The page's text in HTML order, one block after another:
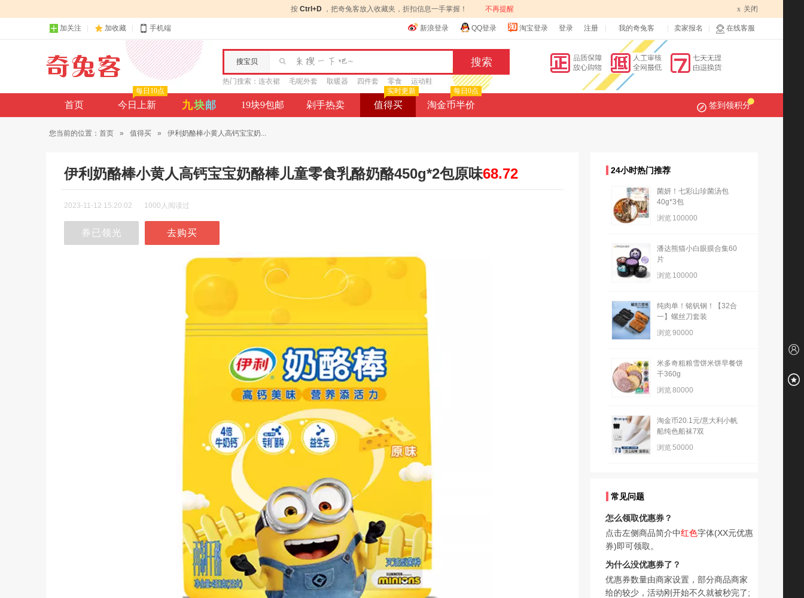
按 Ctrl+D ，把奇兔客放入收藏夹，折扣信息一手掌握！ 不再提醒 x 关闭
加关注 加收藏 手机端 新浪登录 QQ登录 淘宝登录 登录 注册 我的奇兔客 卖家报名 在线客服
搜宝贝
热门搜索： 连衣裙 毛呢外套 取暖器 四件套 零食 运动鞋
首页 今日上新
每日10点
九块邮 19块9包邮 剁手热卖 值得买
实时更新
淘金币半价
每日0点
签到领积分
您当前的位置： 首页 » 值得买 » 伊利奶酪棒小黄人高钙宝宝奶...
伊利奶酪棒小黄人高钙宝宝奶酪棒儿童零食乳酪奶酪450g*2包原味68.72
2023-11-12 15:20:02 1000人阅读过
券已领光 去购买
24小时热门推荐
菌妍！七彩山珍菌汤包
40g*3包
浏览 100000
潘达熊猫小白眼膜合集60
片
浏览 100000
纯肉单！铭钒钢！【32合
一】螺丝刀套装
浏览90000
米多奇粗粮雪饼米饼早餐饼
干360g
浏览80000
淘金币20.1元/意大利小帆
船纯色船袜7双
浏览50000
常见问题
怎么领取优惠券？
点击左侧商品简介中红色字体(XX元优惠
券)即可领取。
为什么没优惠券了？
优惠券数量由商家设置，部分商品商家
给的较少，活动刚开始不久就被秒完了;